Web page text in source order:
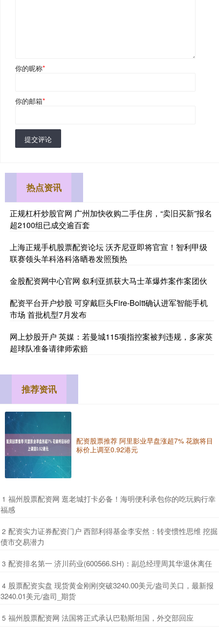
你的昵称*
你的邮箱*
提交评论
热点资讯
正规杠杆炒股官网 广州加快收购二手住房，“卖旧买新”报名
超2100组已成交逾百套
上海正规手机股票配资论坛 沃齐尼亚即将官宣！智利甲级
联赛领头羊科洛科洛晒卷发照预热
金股配资网中心官网 叙利亚抓获大马士革爆炸案作案团伙
配资平台开户炒股 可穿戴巨头Fire-Boltt确认进军智能手机
市场 首批机型7月发布
网上炒股开户 英媒：若曼城115项指控案被判违规，多家英
超球队准备请律师索赔
推荐资讯
配资股票推荐 阿里影业早盘涨超7% 花旗将目
标价上调至0.92港元
1 ​福州股票配资网 逛老城打卡必备！海明便利承包你的吃玩购行幸
福感
2 ​配资实力证券配资门户 西部利得基金李安然：转变惯性思维 挖掘
债市交易潜力
3 ​配资排名第一 济川药业(600566.SH)：副总经理周其华退休离任
4 ​股票配资实盘 现货黄金刚刚突破3240.00美元/盎司关口，最新报
3240.01美元/盎司_期货
5 ​福州股票配资网 法国将正式承认巴勒斯坦国，外交部回应